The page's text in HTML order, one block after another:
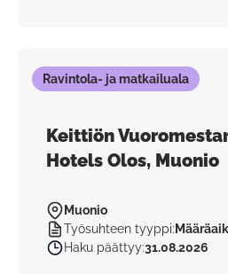
Ravintola- ja matkailuala
Keittiön
Hotels Olos, Muonio
Muonio
Työsuhteen tyyppi:
Haku päättyy:31.08.2026